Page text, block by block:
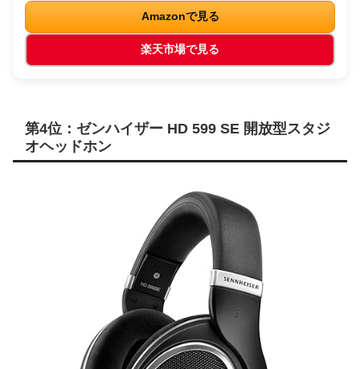
Amazonで見る
楽天市場で見る
第4位：ゼンハイザー HD 599 SE 開放型スタジ
オヘッドホン